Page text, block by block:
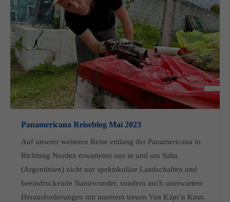
Panamericana Reiseblog Mai 2023
Auf unserer weiteren Reise entlang der Panamericana in
Richtung Norden erwarteten uns in und um Salta
(Argentinien) nicht nur spektakuläre Landschaften und
beeindruckende Naturwunder, sondern auch unerwartete
Herausforderungen mit unserem treuen Van Käpt’n Knut.